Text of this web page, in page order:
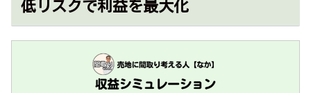
低リスクで利益を最大化